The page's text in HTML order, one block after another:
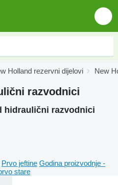
Holland rezervni dijelovi New
razvodnici
hidraulični razvodnici
Prvo jeftine Godina proizvodnje -
stare